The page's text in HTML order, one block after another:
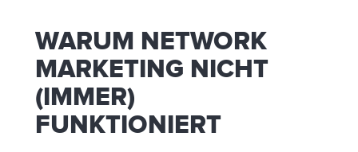
WARUM NETWORK
MARKETING NICHT
(IMMER)
FUNKTIONIERT